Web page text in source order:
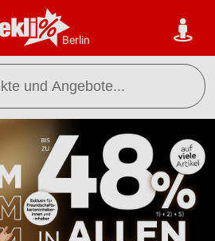
Berlin